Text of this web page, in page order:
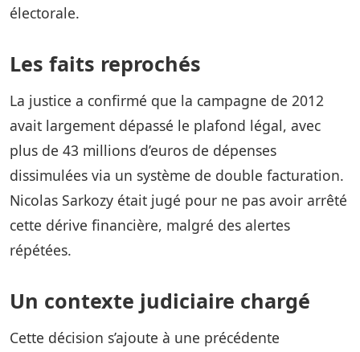
électorale.
Les faits reprochés
La justice a confirmé que la campagne de 2012
avait largement dépassé le plafond légal, avec
plus de 43 millions d’euros de dépenses
dissimulées via un système de double facturation.
Nicolas Sarkozy était jugé pour ne pas avoir arrêté
cette dérive financière, malgré des alertes
répétées.
Un contexte judiciaire chargé
Cette décision s’ajoute à une précédente